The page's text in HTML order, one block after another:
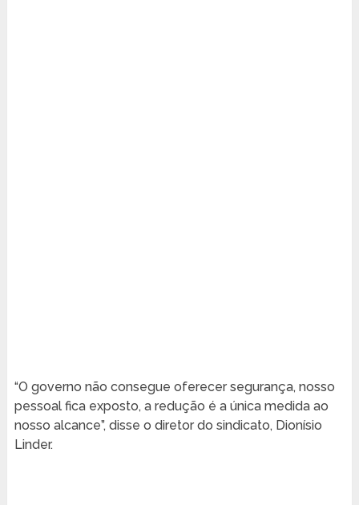
“O governo não consegue oferecer segurança, nosso
pessoal fica exposto, a redução é a única medida ao
nosso alcance”, disse o diretor do sindicato, Dionísio
Linder.